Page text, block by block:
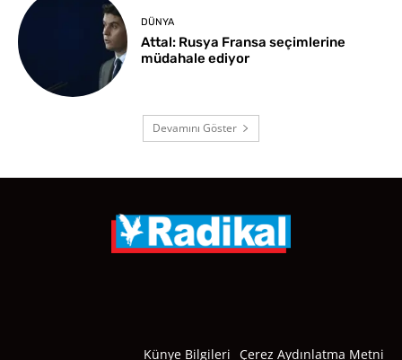
DÜNYA
Attal: Rusya Fransa seçimlerine
müdahale ediyor
Devamını Göster
Künye Bilgileri Çerez Aydınlatma Metni